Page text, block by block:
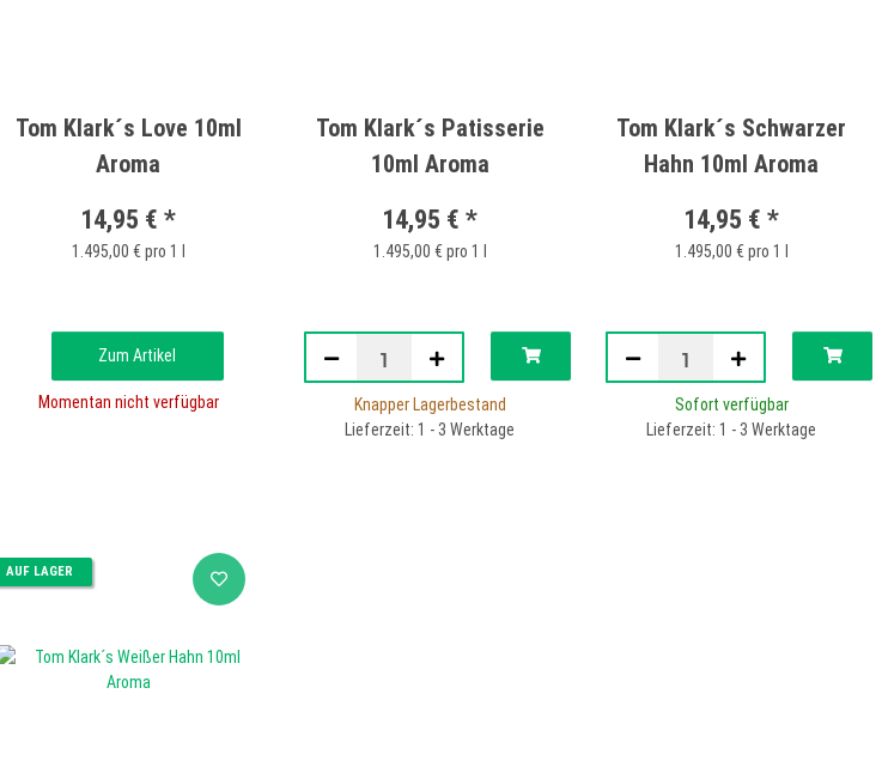
Tom Klark´s Love 10ml
Aroma
14,95 € *
1.495,00 € pro 1 l
Zum Artikel
Momentan nicht verfügbar
Tom Klark´s Patisserie
10ml Aroma
14,95 € *
1.495,00 € pro 1 l
Knapper Lagerbestand
Lieferzeit: 1 - 3 Werktage
Tom Klark´s Schwarzer
Hahn 10ml Aroma
14,95 € *
1.495,00 € pro 1 l
Sofort verfügbar
Lieferzeit: 1 - 3 Werktage
AUF LAGER